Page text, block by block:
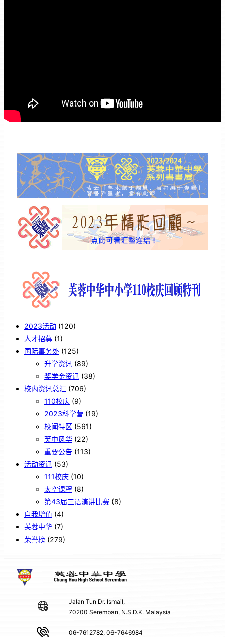
2023活动 (120)
人才招募 (1)
国际事务处 (125)
升学资讯 (89)
奖学金资讯 (38)
校内资讯总汇 (706)
110校庆 (9)
2023科学营 (19)
校闻特区 (561)
芙中风华 (22)
重要公告 (113)
活动资讯 (53)
111校庆 (10)
太空课程 (8)
第43届三语演讲比赛 (8)
自我增值 (4)
芙蓉中华 (7)
荣誉榜 (279)
Jalan Tun Dr. Ismail,
70200 Seremban, N.S.D.K. Malaysia
06-7612782, 06-7646984